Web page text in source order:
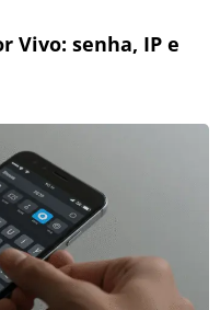
Vivo: senha, IP e